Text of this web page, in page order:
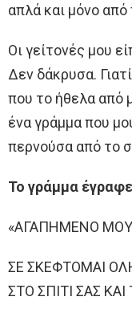
απλά και μόνο από
Οι γείτονές μου
Δεν δάκρυσα.
που το ήθελα από
ένα γράμμα που
περνούσα από το
Το γράμμα
«ΑΓΑΠΗΜΕΝΟ ΜΟΥ
ΣΕ ΣΚΕΦΤΟΜΑΙ
ΣΤΟ ΣΠΙΤΙ ΣΑΣ